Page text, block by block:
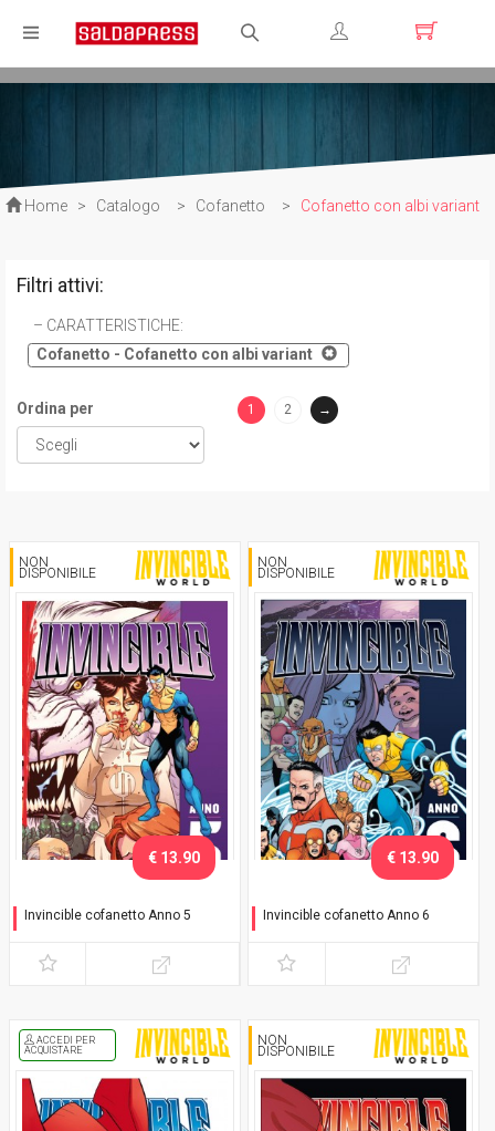
Registrati
Home > Catalogo > Cofanetto > Cofanetto con albi variant
Filtri attivi:
CARATTERISTICHE:
Cofanetto - Cofanetto con albi variant
Ordina per
1
2 →
NON
DISPONIBILE
Invincible cofanetto Anno 5
€ 13.90
NON
DISPONIBILE
Invincible cofanetto Anno 6
€ 13.90
ACCEDI PER
ACQUISTARE
NON
DISPONIBILE